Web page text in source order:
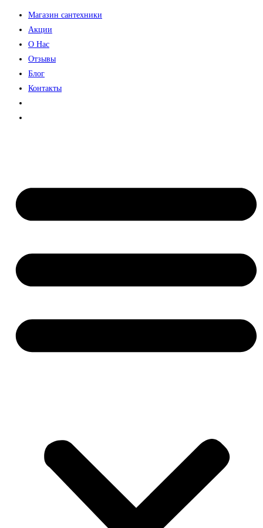
Магазин сантехники
Акции
О Нас
Отзывы
Блог
Контакты